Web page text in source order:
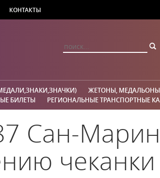
КОНТАКТЫ
ЖЕТОНЫ, МЕДАЛЬОНЫ
БИЛЕТЫ РЕГИОНАЛЬНЫЕ ТРАНСПОРТНЫЕ
Сан-